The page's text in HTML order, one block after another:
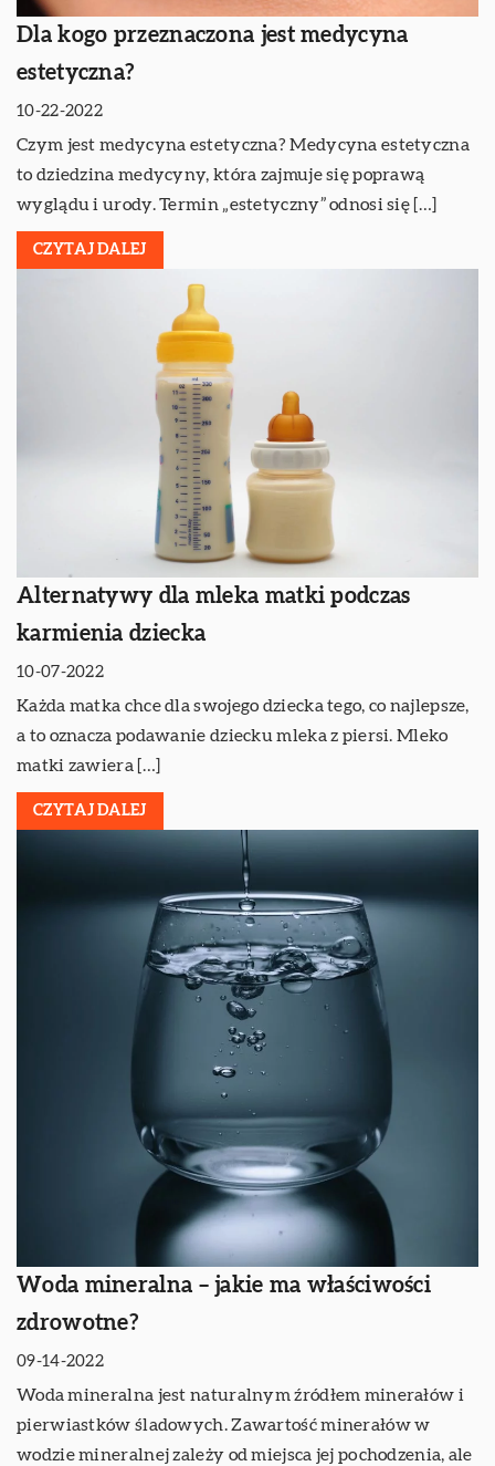
Dla kogo przeznaczona jest medycyna
estetyczna?
10-22-2022
Czym jest medycyna estetyczna? Medycyna estetyczna
to dziedzina medycyny, która zajmuje się poprawą
wyglądu i urody. Termin „estetyczny” odnosi się […]
CZYTAJ DALEJ
Alternatywy dla mleka matki podczas
karmienia dziecka
10-07-2022
Każda matka chce dla swojego dziecka tego, co najlepsze,
a to oznacza podawanie dziecku mleka z piersi. Mleko
matki zawiera […]
CZYTAJ DALEJ
Woda mineralna – jakie ma właściwości
zdrowotne?
09-14-2022
Woda mineralna jest naturalnym źródłem minerałów i
pierwiastków śladowych. Zawartość minerałów w
wodzie mineralnej zależy od miejsca jej pochodzenia, ale